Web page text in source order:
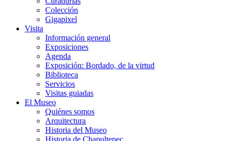
Colección
Gigapixel
Visita
Información general
Exposiciones
Agenda
Exposición: Bordado, de la virtud
Biblioteca
Servicios
Visitas guiadas
El Museo
Quiénes somos
Arquitectura
Historia del Museo
Historia de Chapultepec